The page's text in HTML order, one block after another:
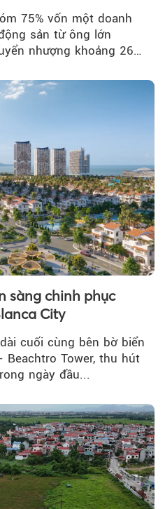
75% vốn một doanh
sản từ ông lớn
nhượng khoảng 262
sàng chinh phục
City
cuối cùng bên bờ biển
Beachtro Tower, thu hút
ngày đầu...